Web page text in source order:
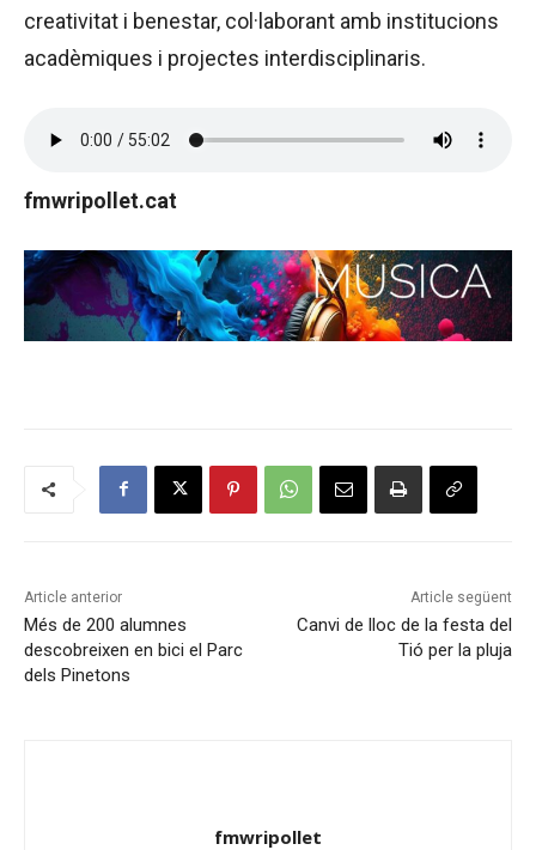
creativitat i benestar, col·laborant amb institucions
acadèmiques i projectes interdisciplinaris.
fmwripollet.cat
Article anterior
Més de 200 alumnes
descobreixen en bici el Parc
dels Pinetons
Article següent
Canvi de lloc de la festa del
Tió per la pluja
fmwripollet